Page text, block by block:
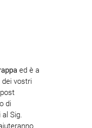
ed è a
dei vostri
di
Sig.